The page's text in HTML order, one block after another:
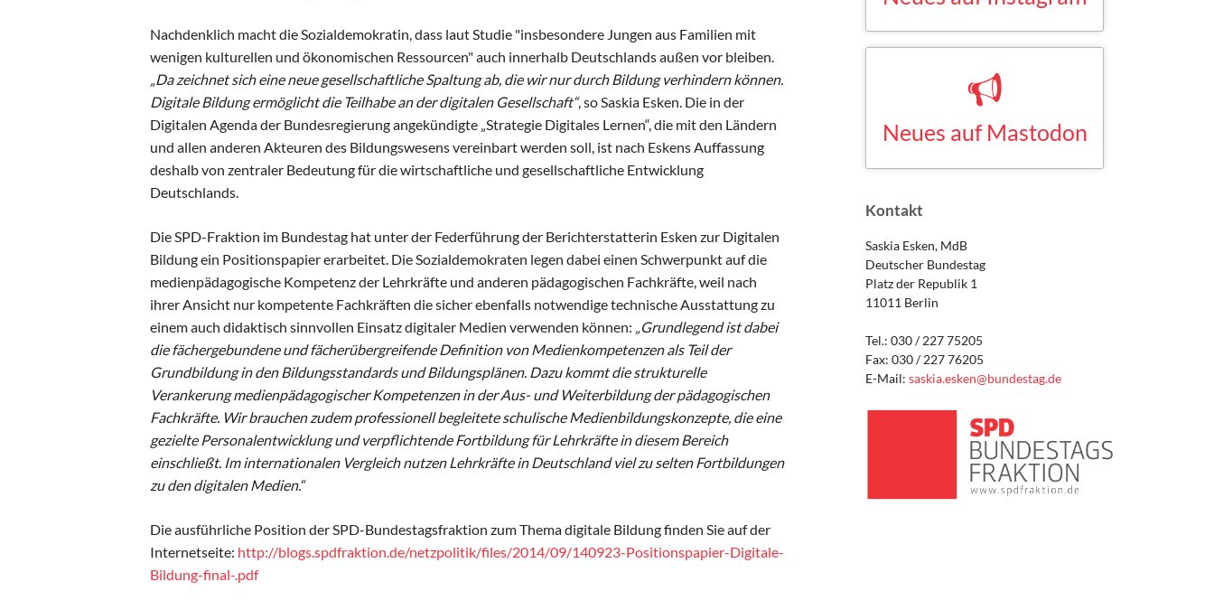
Nachdenklich macht die Sozialdemokratin, dass laut Studie "insbesondere Jungen aus Familien mit
wenigen kulturellen und ökonomischen Ressourcen" auch innerhalb Deutschlands außen vor bleiben.
„Da zeichnet sich eine neue gesellschaftliche Spaltung ab, die wir nur durch Bildung verhindern können.
Digitale Bildung ermöglicht die Teilhabe an der digitalen Gesellschaft“, so Saskia Esken. Die in der
Digitalen Agenda der Bundesregierung angekündigte „Strategie Digitales Lernen“, die mit den Ländern
und allen anderen Akteuren des Bildungswesens vereinbart werden soll, ist nach Eskens Auffassung
deshalb von zentraler Bedeutung für die wirtschaftliche und gesellschaftliche Entwicklung
Deutschlands.
Die SPD-Fraktion im Bundestag hat unter der Federführung der Berichterstatterin Esken zur Digitalen
Bildung ein Positionspapier erarbeitet. Die Sozialdemokraten legen dabei einen Schwerpunkt auf die
medienpädagogische Kompetenz der Lehrkräfte und anderen pädagogischen Fachkräfte, weil nach
ihrer Ansicht nur kompetente Fachkräften die sicher ebenfalls notwendige technische Ausstattung zu
einem auch didaktisch sinnvollen Einsatz digitaler Medien verwenden können: „Grundlegend ist dabei
die fächergebundene und fächerübergreifende Definition von Medienkompetenzen als Teil der
Grundbildung in den Bildungsstandards und Bildungsplänen. Dazu kommt die strukturelle
Verankerung medienpädagogischer Kompetenzen in der Aus- und Weiterbildung der pädagogischen
Fachkräfte. Wir brauchen zudem professionell begleitete schulische Medienbildungskonzepte, die eine
gezielte Personalentwicklung und verpflichtende Fortbildung für Lehrkräfte in diesem Bereich
einschließt. Im internationalen Vergleich nutzen Lehrkräfte in Deutschland viel zu selten Fortbildungen
zu den digitalen Medien.“
Die ausführliche Position der SPD-Bundestagsfraktion zum Thema digitale Bildung finden Sie auf der
Internetseite: http://blogs.spdfraktion.de/netzpolitik/files/2014/09/140923-Positionspapier-Digitale-
Bildung-final-.pdf
INSTAGRAM
Neues auf Mastodon
Saskia Esken bei Mastodon
MASTODON
Kontakt
Saskia Esken, MdB
Deutscher Bundestag
Platz der Republik 1
11011 Berlin
Tel.: 030 / 227 75205
Fax: 030 / 227 76205
E-Mail:saskia.esken@bundestag.de